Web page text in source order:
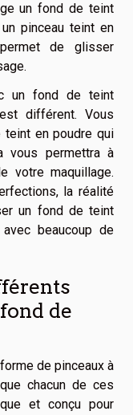
un fond de teint
pinceau teint en
de glisser
un fond de teint
différent. Vous
teint en poudre qui
vous permettra à
votre maquillage.
la réalité
un fond de teint
beaucoup de
de
de pinceaux à
chacun de ces
et conçu pour